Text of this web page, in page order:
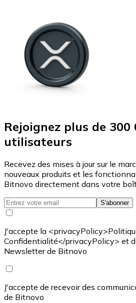
Rejoignez plus de 300
utilisateurs
Recevez des mises à jour sur le
nouveaux produits et les
Bitnovo directement dans votre
S'abonner
J'accepte la
Confidentialité</privacyPolicy> et
Newsletter de Bitnovo
J'accepte de recevoir des
de Bitnovo